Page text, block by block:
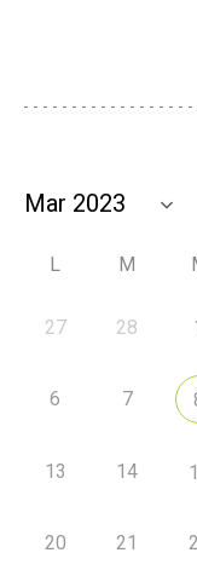
L M
27 28
6 7
13 14
20 21